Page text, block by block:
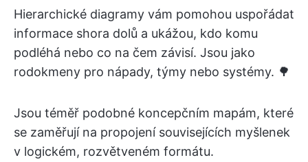
Hierarchické diagramy vám pomohou uspořádat
informace shora dolů a ukážou, kdo komu
podléhá nebo co na čem závisí. Jsou jako
rodokmeny pro nápady, týmy nebo systémy. 🌳
Jsou téměř podobné koncepčním mapám, které
se zaměřují na propojení souvisejících myšlenek
v logickém, rozvětveném formátu.